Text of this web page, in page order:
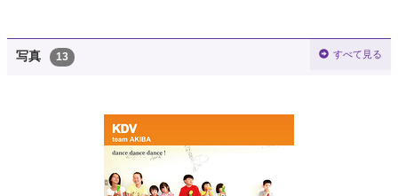
写真 13 すべて見る